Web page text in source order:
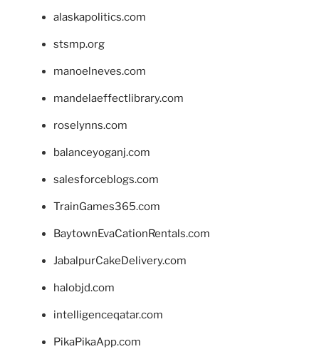
alaskapolitics.com
stsmp.org
manoelneves.com
mandelaeffectlibrary.com
roselynns.com
balanceyoganj.com
salesforceblogs.com
TrainGames365.com
BaytownEvaCationRentals.com
JabalpurCakeDelivery.com
halobjd.com
intelligenceqatar.com
PikaPikaApp.com